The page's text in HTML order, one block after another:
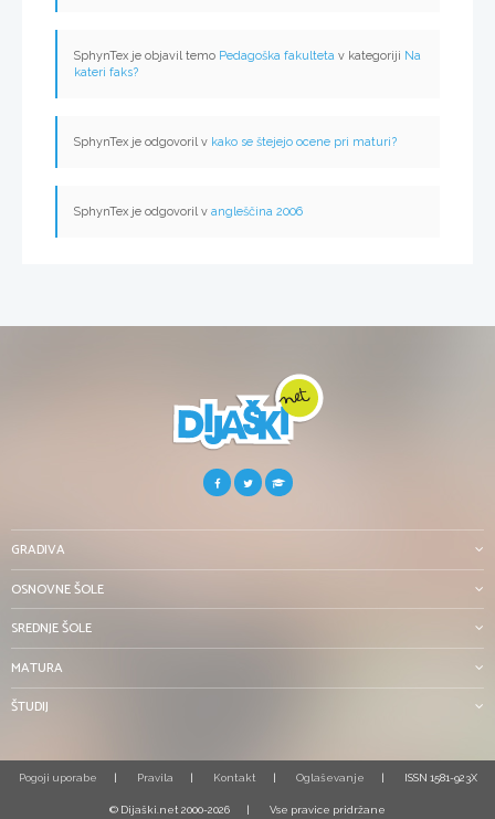
SphynTex je objavil temo Pedagoška fakulteta v kategoriji Na
kateri faks?
SphynTex je odgovoril v kako se štejejo ocene pri maturi?
SphynTex je odgovoril v angleščina 2006
GRADIVA
OSNOVNE ŠOLE
SREDNJE ŠOLE
MATURA
ŠTUDIJ
Pogoji uporabe Pravila Kontakt Oglaševanje ISSN 1581-923X
© Dijaški.net 2000-2026 Vse pravice pridržane